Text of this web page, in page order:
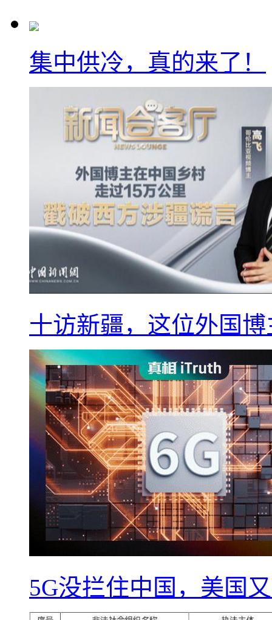
集中供冷，真的来了！
十访新疆，这位外国
5G没拦住中国，美国